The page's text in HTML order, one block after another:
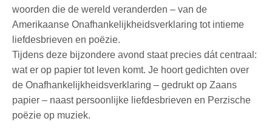
woorden die de wereld veranderden – van de
Amerikaanse Onafhankelijkheidsverklaring tot intieme
liefdesbrieven en poëzie.
Tijdens deze bijzondere avond staat precies dát centraal:
wat er op papier tot leven komt. Je hoort gedichten over
de Onafhankelijkheidsverklaring – gedrukt op Zaans
papier – naast persoonlijke liefdesbrieven en Perzische
poëzie op muziek.